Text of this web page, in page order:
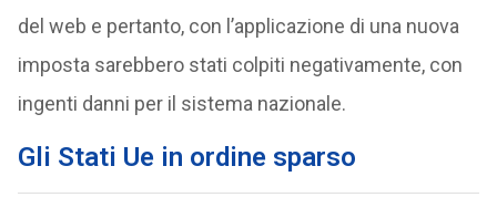
del web e pertanto, con l’applicazione di una nuova
imposta sarebbero stati colpiti negativamente, con
ingenti danni per il sistema nazionale.
Gli Stati Ue in ordine sparso